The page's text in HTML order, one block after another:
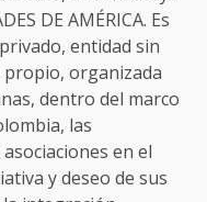
DE AMÉRICA. Es
entidad sin
organizada
dentro del marco
las
en el
y deseo de sus